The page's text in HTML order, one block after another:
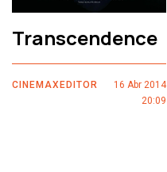
Transcendence
CINEMAXEDITOR
16 Abr 2014
20:09